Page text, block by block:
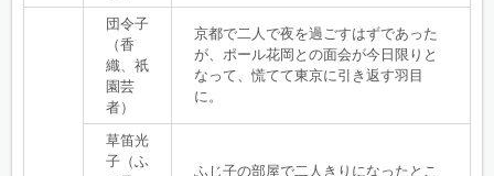
団令子
（香
織、祇
園芸
者）
京都で二人で夜を過ごすはずであった
が、ポール花岡との面会が今日限りと
なって、慌てて東京に引き返す羽目
に。
草笛光
子（ふ
ふじ子の部屋で二人きりになったとこ